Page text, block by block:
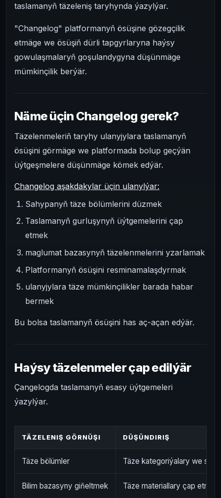
taslamanyň täzeleniş taryhynda ýazylýar.
"Changelog" platformanyň ösüşine gözegçilik
etmäge we ösüşiň dürli tapgyrlaryna haýsy
gowulaşmalaryň goşulandygyna düşünmäge
mümkinçilik berýär.
Näme üçin Changelog gerek?
Täzelenmeleriň taryhy ulanyjylara taslamanyň
ösüşini görmäge we platformada bolup geçýän
üýtgeşmelere düşünmäge kömek edýär.
Changelog aşakdakylar üçin ulanylýar:
Sahypanyň täze bölümlerini düzmek
Taslamanyň gurluşynyň üýtgemelerini çap
etmek
maglumat bazasynyň täzelenmelerini yzarlamak
Platformanyň ösüşini resminamalaşdyrmak
ulanyjylara täze mümkinçilikler barada habar
bermek
Bu bolsa taslamanyň ösüşini has aç-açan edýär.
Haýsy täzelenmeler çap edilýär
Çangelogda taslamanyň esasy üýtgemeleri
ýazylýar.
TÄZELENIŞ GÖRNÜŞI DÜŞÜNDIRIŞ
Täze bölümler Täze kategoriýalary we
Bilim bazasyny giňeltmek Täze materiallary çap etmek